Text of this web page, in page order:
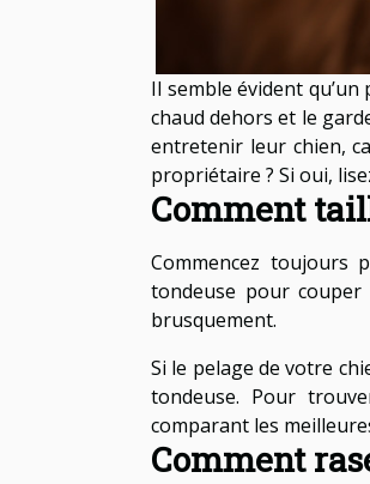
Il semble évident
chaud dehors et le
entretenir leur chien,
propriétaire ? Si oui,
Comment
Commencez toujours
tondeuse pour
brusquement.
Si le pelage de votre
tondeuse. Pour
comparant les
Comment